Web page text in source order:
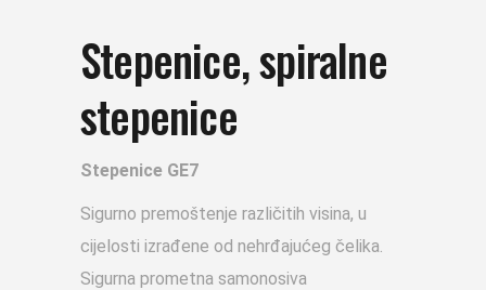
Stepenice, spiralne
stepenice
Stepenice GE7
Sigurno premoštenje različitih visina, u
cijelosti izrađene od nehrđajućeg čelika.
Sigurna prometna samonosiva